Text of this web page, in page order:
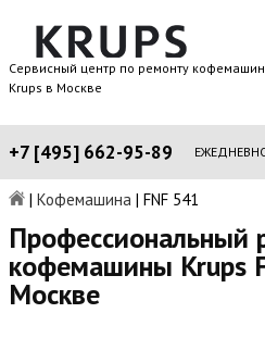
Сервисный центр по ремонту кофемашин
Krups в Москве
+7 [495] 662-95-89
| Кофемашина | FNF 541
Профессиональный
кофемашины Krups
Москве